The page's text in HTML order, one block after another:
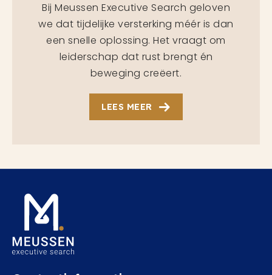
Bij Meussen Executive Search geloven
we dat tijdelijke versterking méér is dan
een snelle oplossing. Het vraagt om
leiderschap dat rust brengt én
beweging creëert.
LEES MEER